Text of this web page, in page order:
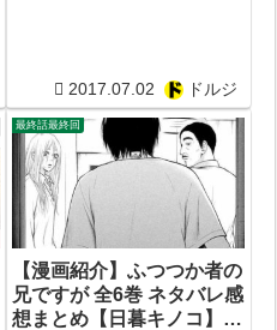
2017.07.02 ドルジ
最終話最終回
【漫画紹介】ふつつか者の
兄ですが 全6巻 ネタバレ感
想まとめ【日暮キノコ】